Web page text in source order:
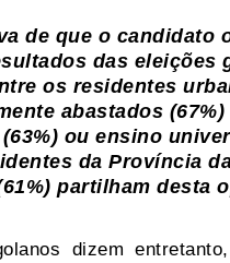
de que o candidato
das eleições
os residentes
abastados
ou ensino
da Província
partilham desta
dizem